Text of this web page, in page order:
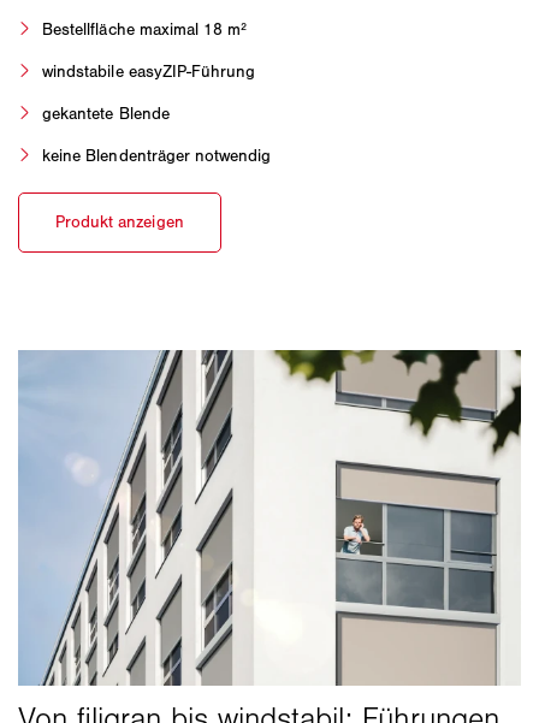
Bestellfläche maximal 18 m²
windstabile easyZIP-Führung
gekantete Blende
keine Blendenträger notwendig